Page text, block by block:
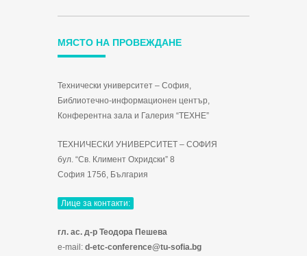
МЯСТО НА ПРОВЕЖДАНЕ
Технически университет – София,
Библиотечно-информационен център,
Конферентна зала и Галерия “ТЕХНЕ”
ТЕХНИЧЕСКИ УНИВЕРСИТЕТ – СОФИЯ
бул. “Св. Климент Охридски” 8
София 1756, България
Лице за контакти:
гл. ас. д-р Теодора Пешева
e-mail: d-etc-conference@tu-sofia.bg